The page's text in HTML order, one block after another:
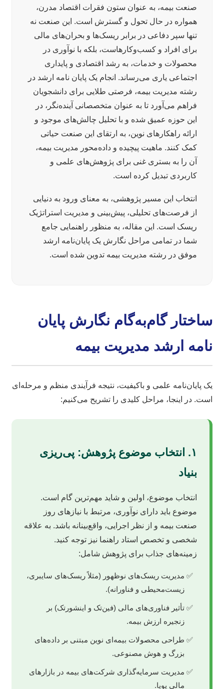
صنعت بیمه، به عنوان ستون فقرات اقتصاد مدرن،
همواره در حال تحول و گسترش است. این صنعت نه
تنها سپر دفاعی در برابر ریسک‌ها و بحران‌های مالی
برای افراد و کسب‌وکارهاست، بلکه با نوآوری در
محصولات و خدمات، به رشد اقتصادی و پایداری
اجتماعی یاری می‌رساند. انجام یک پایان نامه ارشد در
رشته مدیریت بیمه، فرصتی طلایی برای دانشجویان
فراهم می‌آورد تا به عنوان متخصصانی آینده‌نگر، در
این حوزه عمیق شده و با تحلیل چالش‌های موجود و
ارائه راهکارهای نوین، به ارتقای این صنعت حیاتی
کمک کنند. ماهیت پیچیده و داده‌محور مدیریت بیمه،
آن را به بستری غنی برای پژوهش‌های علمی و
کاربردی تبدیل کرده است.
انتخاب این مسیر پژوهشی، به معنای ورود به دنیایی
از فرصت‌های تحلیلی، پیش‌بینی و مدیریت استراتژیک
ریسک است. این مقاله، به منظور راهنمایی جامع
شما در تمامی مراحل نگارش یک پایان‌نامه ارشد
موفق در رشته مدیریت بیمه تدوین شده است.
ساختار گام‌به‌گام نگارش پایان
نامه ارشد مدیریت بیمه
یک پایان‌نامه علمی و باکیفیت، نتیجه فرآیندی منظم و مرحله‌ای
است. در اینجا، مراحل کلیدی را تشریح می‌کنیم:
۱. انتخاب موضوع پژوهش: پی‌ریزی
بنیاد
انتخاب موضوع، اولین و شاید مهم‌ترین گام است.
موضوع باید دارای نوآوری، مرتبط با نیازهای روز
صنعت بیمه و از نظر اجرایی، واقع‌بینانه باشد. به علاقه
شخصی و تخصص استاد راهنما نیز توجه کنید.
زمینه‌های جذاب برای پژوهش شامل:
مدیریت ریسک‌های نوظهور (مثلاً ریسک‌های سایبری،
زیست‌محیطی و فناورانه).
تأثیر فناوری‌های مالی (فین‌تک و اینشورتک) بر
زنجیره ارزش بیمه.
طراحی محصولات بیمه‌ای نوین مبتنی بر داده‌های
بزرگ و هوش مصنوعی.
مدیریت سرمایه‌گذاری شرکت‌های بیمه در بازارهای
مالی پویا.